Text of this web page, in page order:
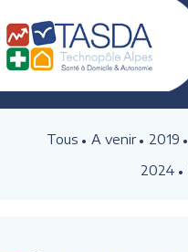
Tous A venir 2019
2024